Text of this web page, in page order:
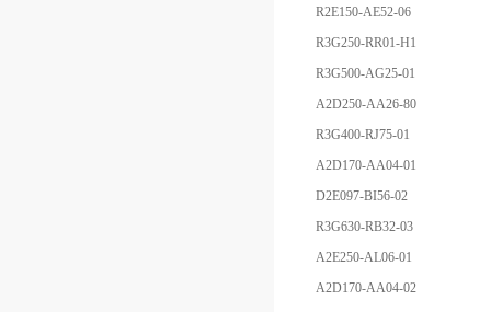
R2E150-AE52-06
R3G250-RR01-H1
R3G500-AG25-01
A2D250-AA26-80
R3G400-RJ75-01
A2D170-AA04-01
D2E097-BI56-02
R3G630-RB32-03
A2E250-AL06-01
A2D170-AA04-02